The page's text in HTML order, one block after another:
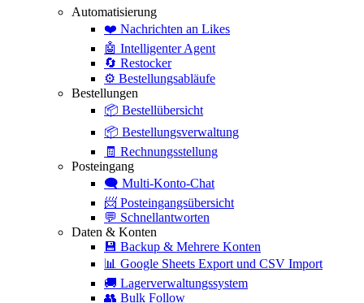
Automatisierung
❤️ Nachrichten an Likes
🤖 Intelligenter Agent
🔄 Restocker
⚙️ Bestellungsabläufe
Bestellungen
📦 Bestellübersicht
📦 Bestellungsverwaltung
🧾 Rechnungsstellung
Posteingang
🗨️ Multi-Konto-Chat
📨 Posteingangsübersicht
💬 Schnellantworten
Daten & Konten
💾 Backup & Mehrere Konten
📊 Google Sheets Export und CSV Import
🚚 Lagerverwaltungssystem
👥 Bulk Follow